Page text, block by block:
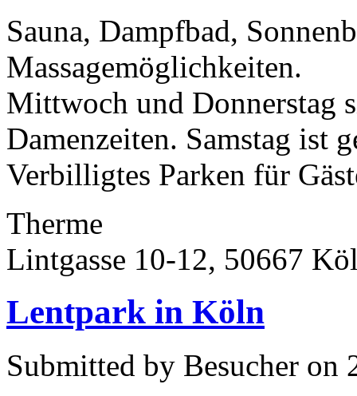
Sauna, Dampfbad,
Massagemöglichkeiten.
Mittwoch und Donnerstag
Damenzeiten. Samstag ist
Verbilligtes Parken für
Therme
Lintgasse 10-12, 50667
Lentpark in Köln
Submitted by Besucher